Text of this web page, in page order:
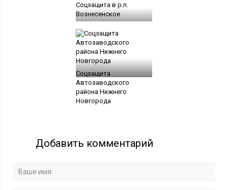
Соцзащита в р.п.
Вознесенское
Соцзащита
Автозаводского
района Нижнего
Новгорода
Добавить комментарий